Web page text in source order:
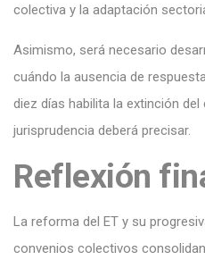
colectiva y la adaptación
Asimismo, será necesario
cuándo la ausencia de
diez días habilita la extinción
jurisprudencia deberá precisar.
Reflexión
La reforma del ET y su
convenios colectivos